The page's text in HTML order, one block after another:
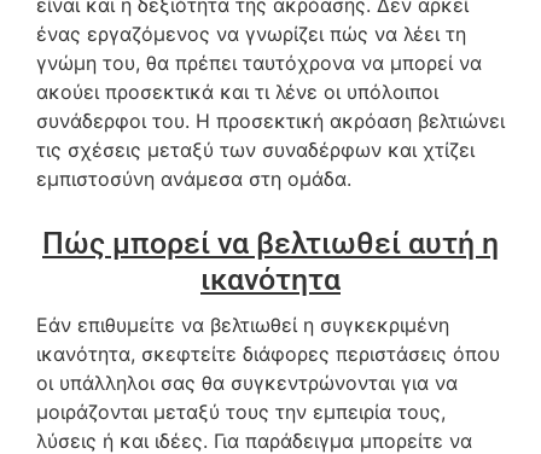
ένας εργαζόμενος να γνωρίζει πώς να λέει τη
γνώμη του, θα πρέπει ταυτόχρονα να μπορεί να
ακούει προσεκτικά και τι λένε οι υπόλοιποι
συνάδερφοι του. Η προσεκτική ακρόαση βελτιώνει
τις σχέσεις μεταξύ των συναδέρφων και χτίζει
εμπιστοσύνη ανάμεσα στη ομάδα.
Πώς μπορεί να βελτιωθεί αυτή η
ικανότητα
Εάν επιθυμείτε να βελτιωθεί η συγκεκριμένη
ικανότητα, σκεφτείτε διάφορες περιστάσεις όπου
οι υπάλληλοι σας θα συγκεντρώνονται για να
μοιράζονται μεταξύ τους την εμπειρία τους,
λύσεις ή και ιδέες. Για παράδειγμα μπορείτε να